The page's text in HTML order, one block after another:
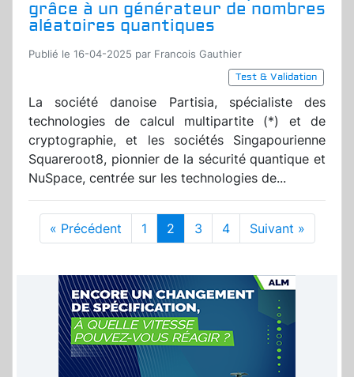
grâce à un générateur de nombres
aléatoires quantiques
Publié le 16-04-2025 par Francois Gauthier
Test & Validation
La société danoise Partisia, spécialiste des
technologies de calcul multipartite (*) et de
cryptographie, et les sociétés Singapourienne
Squareroot8, pionnier de la sécurité quantique et
NuSpace, centrée sur les technologies de...
« Précédent 1 2 3 4 Suivant »